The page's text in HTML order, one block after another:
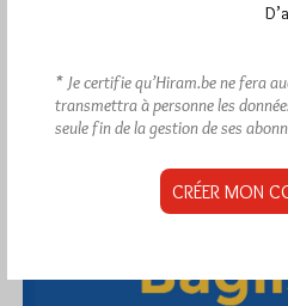
* Je certifie qu’Hiram.be ne fera
transmettra à personne les
seule fin de la gestion de ses
CRÉER MON